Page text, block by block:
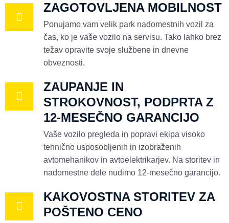
ZAGOTOVLJENA MOBILNOST
Ponujamo vam velik park nadomestnih vozil za
čas, ko je vaše vozilo na servisu. Tako lahko brez
težav opravite svoje službene in dnevne
obveznosti.
ZAUPANJE IN
STROKOVNOST, PODPRTA Z
12-MESEČNO GARANCIJO
Vaše vozilo pregleda in popravi ekipa visoko
tehnično usposobljenih in izobraženih
avtomehanikov in avtoelektrikarjev. Na storitev in
nadomestne dele nudimo 12-mesečno garancijo.
KAKOVOSTNA STORITEV ZA
POŠTENO CENO